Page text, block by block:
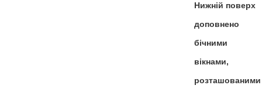
Нижній поверх
доповнено
бічними
вікнами,
розташованими